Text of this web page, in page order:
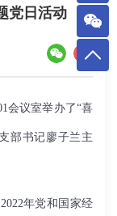
党日活动
议室举办了“喜
部书记廖子兰主
2022年党和国家经